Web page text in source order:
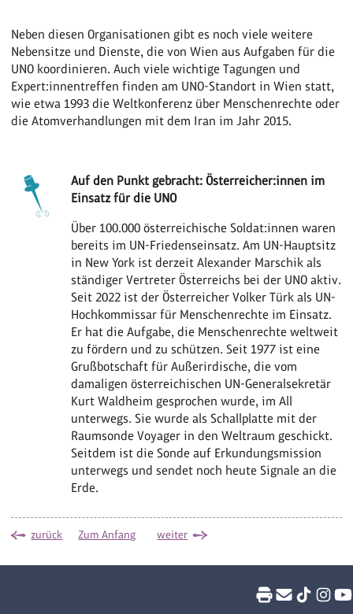
Neben diesen Organisationen gibt es noch viele weitere
Nebensitze und Dienste, die von Wien aus Aufgaben für die
UNO koordinieren. Auch viele wichtige Tagungen und
Expert:innentreffen finden am UNO-Standort in Wien statt,
wie etwa 1993 die Weltkonferenz über Menschenrechte oder
die Atomverhandlungen mit dem Iran im Jahr 2015.
Auf den Punkt gebracht: Österreicher:innen im
Einsatz für die UNO
Über 100.000 österreichische Soldat:innen waren
bereits im UN-Friedenseinsatz. Am UN-Hauptsitz
in New York ist derzeit Alexander Marschik als
ständiger Vertreter Österreichs bei der UNO aktiv.
Seit 2022 ist der Österreicher Volker Türk als UN-
Hochkommissar für Menschenrechte im Einsatz.
Er hat die Aufgabe, die Menschenrechte weltweit
zu fördern und zu schützen. Seit 1977 ist eine
Grußbotschaft für Außerirdische, die vom
damaligen österreichischen UN-Generalsekretär
Kurt Waldheim gesprochen wurde, im All
unterwegs. Sie wurde als Schallplatte mit der
Raumsonde Voyager in den Weltraum geschickt.
Seitdem ist die Sonde auf Erkundungsmission
unterwegs und sendet noch heute Signale an die
Erde.
zurück Zum Anfang weiter